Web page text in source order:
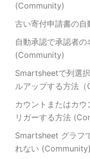
(Community)
古い寄付申請書の
自動承認で承認者
(Community)
Smartsheetで列選
ルアップする方法（
カウントまたはカ
リガーする方法
Smartsheet グラフ
れない (Community)